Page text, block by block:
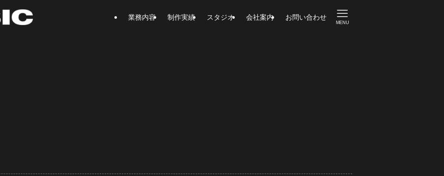
業務内容 制作実績 スタジオ 会社案内 お問い合わせ
MENU